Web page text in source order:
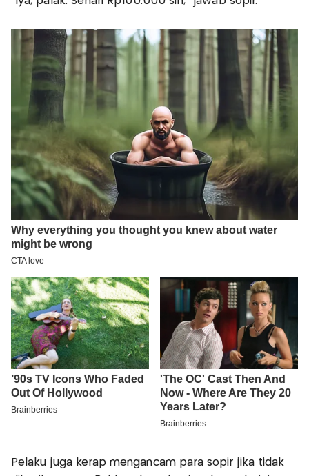
Pelaku juga kerap mengancam para sopir jika tidak